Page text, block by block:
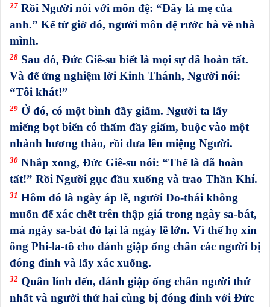
27 Rồi Người nói với môn đệ: “Đây là mẹ của
anh.” Kể từ giờ đó, người môn đệ rước bà về nhà
mình.
28 Sau đó, Đức Giê-su biết là mọi sự đã hoàn tất.
Và để ứng nghiệm lời Kinh Thánh, Người nói:
“Tôi khát!”
29 Ở đó, có một bình đầy giấm. Người ta lấy
miếng bọt biển có thấm đầy giấm, buộc vào một
nhành hương thảo, rồi đưa lên miệng Người.
30 Nhắp xong, Đức Giê-su nói: “Thế là đã hoàn
tất!” Rồi Người gục đầu xuống và trao Thần Khí.
31 Hôm đó là ngày áp lễ, người Do-thái không
muốn để xác chết trên thập giá trong ngày sa-bát,
mà ngày sa-bát đó lại là ngày lễ lớn. Vì thế họ xin
ông Phi-la-tô cho đánh giập ống chân các người bị
đóng đinh và lấy xác xuống.
32 Quân lính đến, đánh giập ống chân người thứ
nhất và người thứ hai cùng bị đóng đinh với Đức